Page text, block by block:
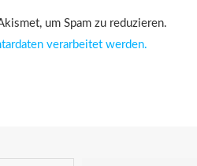
um Spam zu reduzieren.
verarbeitet werden.